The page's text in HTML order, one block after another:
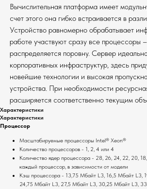
Вычислительная платформа имеет
счет этого она гибко встраивается в
Устройство равномерно обрабатывает
работе участвуют сразу все процессоры
распределяется поровну. Сервер
корпоративных инфраструктур, здесь
новейшие технологии и высокая
устройства. При необходимости
расширяется соответственно текущим
Характеристики
Характеристики
Процессор
Масштабируемые процессоры Intel® Xeon®
Количество процессоров - 1, 2, 4 или 4
Количество ядер процессора - 28, 26, 24, 22, 20,
каждый процессор, в зависимости от модели
Кэш процессора - 13,75 Мбайт L3, 16,5 Мбайт L3,
24,75 Мбайт L3, 27,5 Мбайт L3, 30,25 Мбайт L3,